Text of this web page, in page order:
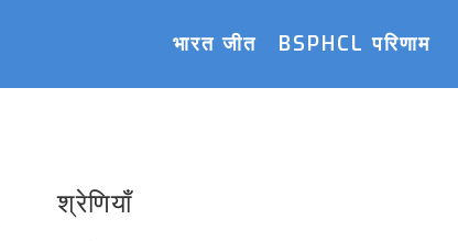
भारत जीत BSPHCL परिणाम
श्रेणियाँ